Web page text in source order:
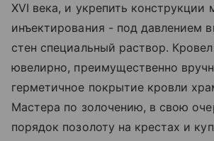
XVI века, и укрепить конструкции
инъектирования - под давлением
стен специальный раствор.
ювелирно, преимущественно
герметичное покрытие кровли
Мастера по золочению, в свою
порядок позолоту на крестах и